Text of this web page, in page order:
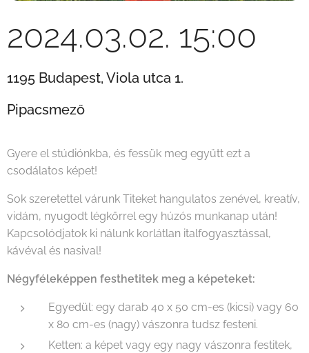
2024.03.02. 15:00
1195 Budapest, Viola utca 1.
Pipacsmező
Gyere el stúdiónkba, és fessük meg együtt ezt a
csodálatos képet!
Sok szeretettel várunk Titeket hangulatos zenével, kreatív,
vidám, nyugodt légkörrel egy húzós munkanap után!
Kapcsolódjatok ki nálunk korlátlan italfogyasztással,
kávéval és nasival!
Négyféleképpen festhetitek meg a képeteket:
Egyedül: egy darab 40 x 50 cm-es (kicsi) vagy 60
x 80 cm-es (nagy) vászonra tudsz festeni.
Ketten: a képet vagy egy nagy vászonra festitek,